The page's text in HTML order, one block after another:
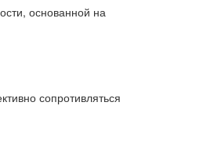
основанной на
сопротивляться